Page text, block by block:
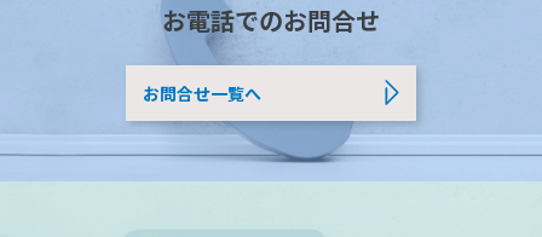
お電話でのお問合せ
お問合せ一覧へ